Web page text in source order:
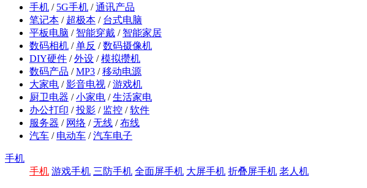
手机 / 5G手机 /通讯产品
笔记本 / 超极本 / 台式电脑
平板电脑 / 智能穿戴 / 智能家居
数码相机 /单反 /数码摄像机
DIY硬件 /外设 /模拟攒机
数码产品 /MP3 /移动电源
大家电 /影音电视 /游戏机
厨卫电器 /小家电 /生活家电
办公打印 /投影 / 监控 /软件
服务器 / 网络 /无线 /布线
汽车 / 电动车 /汽车电子
手机
手机 游戏手机 三防手机 全面屏手机 大屏手机 折叠屏手机 老人机